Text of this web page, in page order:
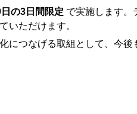
の3日間限定 で実施します。
いただけます。
につなげる取組として、今後